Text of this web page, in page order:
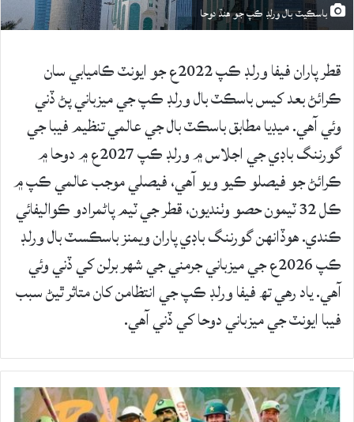
باسڪيٽ بال ورلڊ ڪپ جو هنڌ دوحا
قطر پاران فيفا ورلڊ ڪپ 2022ع جو ايونٽ ڪاميابي سان
ڪرائڻ بعد کيس باسڪٽ بال ورلڊ ڪپ جي ميزباني پڻ ڏني
وئي آهي. ميڊيا مطابق باسڪٽ بال جي عالمي تنظيم فيبا جي
گورننگ باڊي جي اجلاس ۾ ورلڊ ڪپ 2027ع ۾ دوحا ۾
ڪرائڻ جو فيصلو ڪيو ويو آهي، فيصلي موجب عالمي ڪپ ۾
ڪل 32 ٽيمون حصو وٺنديون، قطر جي ٽيم پاڻمرادو ڪواليفائي
ڪندي. هوڏانهن گورننگ باڊي پاران ويمنز باسڪسٽ بال ورلڊ
ڪپ 2026ع جي ميزباني جرمني جي شهر برلن کي ڏني وئي
آهي. ياد رهي تھ فيفا ورلڊ ڪپ جي انتظامن کان متاثر ٿيڻ سبب
فيبا ايونٽ جي ميزباني دوحا کي ڏني آهي.